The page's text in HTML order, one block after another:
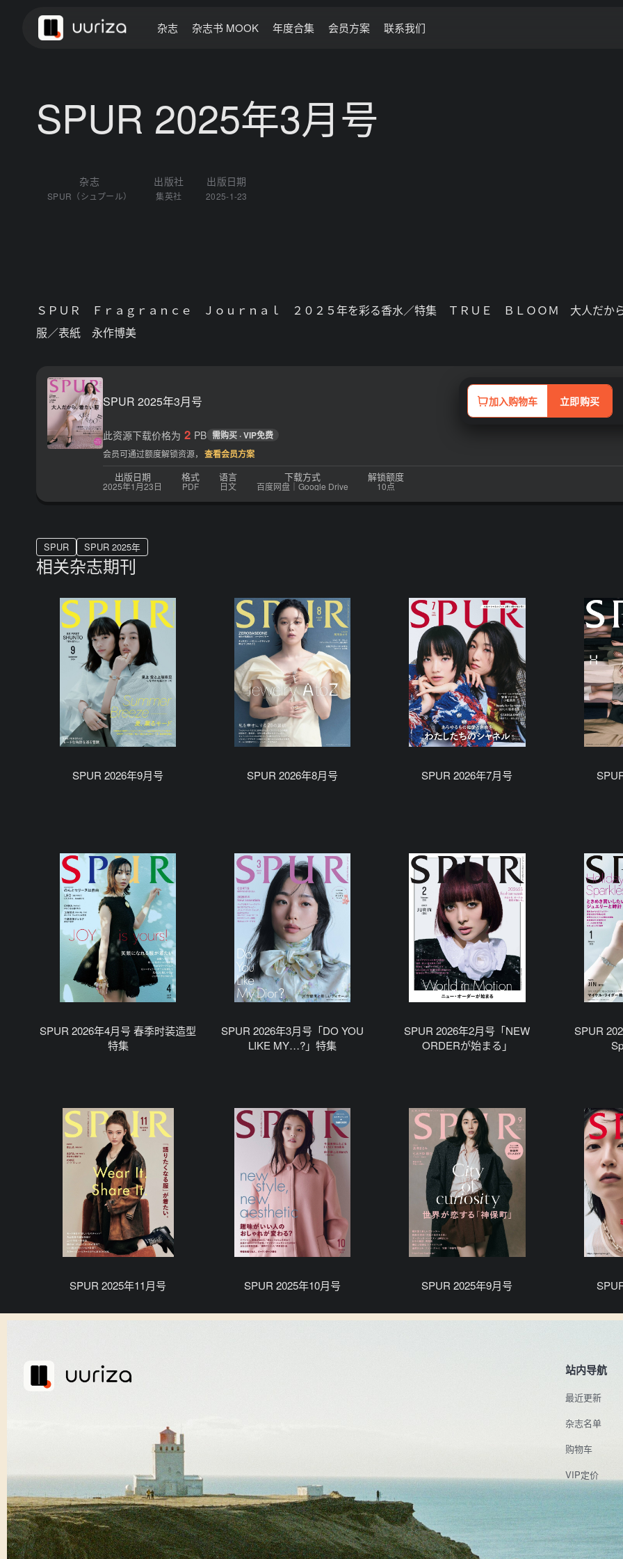
杂志 杂志书 MOOK 年度合集 会员方案 联系我们
SPUR 2025年3月号
杂志
SPUR（シュプール）
出版社
集英社
出版日期
2025-1-23
ＳＰＵＲ Ｆｒａｇｒａｎｃｅ Ｊｏｕｒｎａｌ ２０２５年を彩る香水／特集 ＴＲＵＥ ＢＬＯＯＭ 大人だか
服／表紙 永作博美
SPUR 2025年3月号 加入购物车 立即购买
此资源下载价格为 2 PB 需购买 · VIP免费
会员可通过额度解锁资源， 查看会员方案
出版日期
2025年1月23日
格式
PDF
语言
日文
下载方式
百度网盘｜Google Drive
解锁额度
10点
SPUR SPUR 2025年
相关杂志期刊
SPUR 2026年9月号 SPUR 2026年8月号 SPUR 2026年7月号
SPUR 2026年4月号 春季时装造型
特集
SPUR 2026年3月号「DO YOU
LIKE MY…?」特集
SPUR 2026年2月号「NEW
ORDERが始まる」
SPUR
SPUR 2025年11月号 SPUR 2025年10月号 SPUR 2025年9月号
站内导航
最近更新
杂志名单
购物车
VIP定价